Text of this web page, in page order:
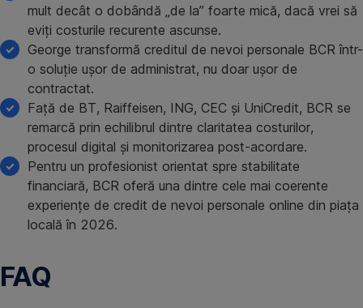
mult decât o dobândă „de la” foarte mică, dacă vrei să
eviți costurile recurente ascunse.
George transformă creditul de nevoi personale BCR într-
o soluție ușor de administrat, nu doar ușor de
contractat.
Față de BT, Raiffeisen, ING, CEC și UniCredit, BCR se
remarcă prin echilibrul dintre claritatea costurilor,
procesul digital și monitorizarea post-acordare.
Pentru un profesionist orientat spre stabilitate
financiară, BCR oferă una dintre cele mai coerente
experiențe de credit de nevoi personale online din piața
locală în 2026.
FAQ